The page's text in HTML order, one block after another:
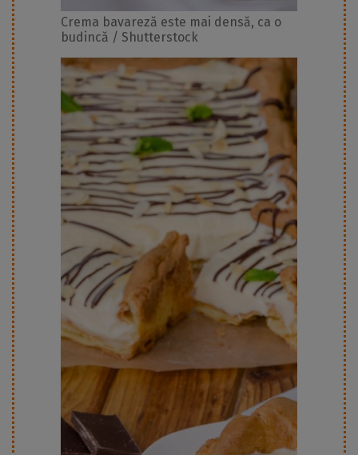
Crema bavareză este mai densă, ca o
budincă / Shutterstock